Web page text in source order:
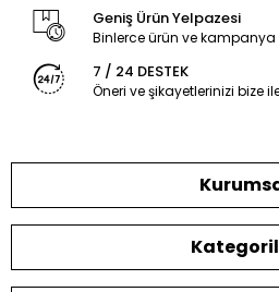
Geniş Ürün Yelpazesi
Binlerce ürün ve kampanya
7 / 24 DESTEK
Öneri ve şikayetlerinizi bize